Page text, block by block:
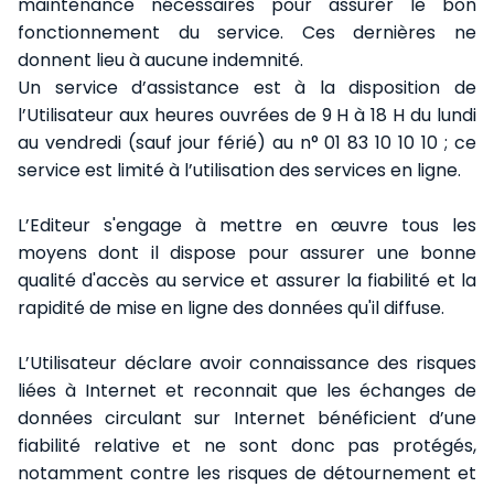
fonctionnement du service. Ces dernières ne
donnent lieu à aucune indemnité.
Un service d’assistance est à la disposition de
l’Utilisateur aux heures ouvrées de 9 H à 18 H du lundi
au vendredi (sauf jour férié) au n° 01 83 10 10 10 ; ce
service est limité à l’utilisation des services en ligne.
L’Editeur s'engage à mettre en œuvre tous les
moyens dont il dispose pour assurer une bonne
qualité d'accès au service et assurer la fiabilité et la
rapidité de mise en ligne des données qu'il diffuse.
L’Utilisateur déclare avoir connaissance des risques
liées à Internet et reconnait que les échanges de
données circulant sur Internet bénéficient d’une
fiabilité relative et ne sont donc pas protégés,
notamment contre les risques de détournement et